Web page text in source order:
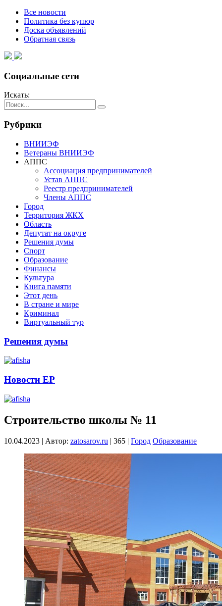
Все новости
Политика без купюр
Доска объявлений
Обратная связь
Социальные сети
Искать:
Рубрики
ВНИИЭФ
Ветераны ВНИИЭФ
АППС
Ассоциация предпринимателей
Устав АППС
Реестр предпринимателей
Члены АППС
Город
Территория ЖКХ
Область
Депутат на округе
Решения думы
Спорт
Образование
Финансы
Культура
Книга памяти
Этот день
В стране и мире
Криминал
Виртуальный тур
Решения думы
Новости ЕР
Строительство школы № 11
10.04.2023 | Автор: zatosarov.ru | 365 | Город Образование